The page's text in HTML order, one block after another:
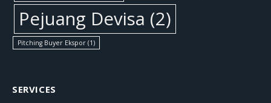
Pejuang Devisa (2)
Pitching Buyer Ekspor (1)
SERVICES